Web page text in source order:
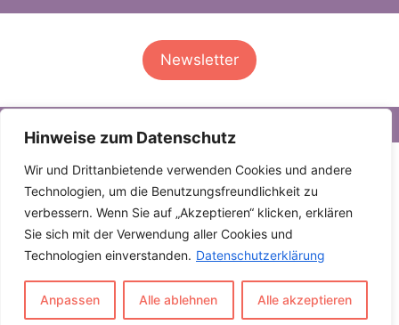
Hinweise zum Datenschutz
Wir und Drittanbietende verwenden Cookies und andere
Technologien, um die Benutzungsfreundlichkeit zu
verbessern. Wenn Sie auf „Akzeptieren“ klicken, erklären
Sie sich mit der Verwendung aller Cookies und
Technologien einverstanden. Datenschutzerklärung
Anpassen Alle ablehnen Alle akzeptieren
Newsletter
Datenschutz
Impressum
info [at] binaerwargestern.de
Reserved © 2024